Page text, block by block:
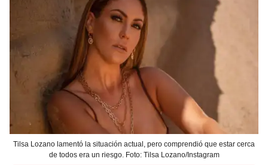
Tilsa Lozano lamentó la situación actual, pero comprendió que estar cerca
de todos era un riesgo. Foto: Tilsa Lozano/Instagram